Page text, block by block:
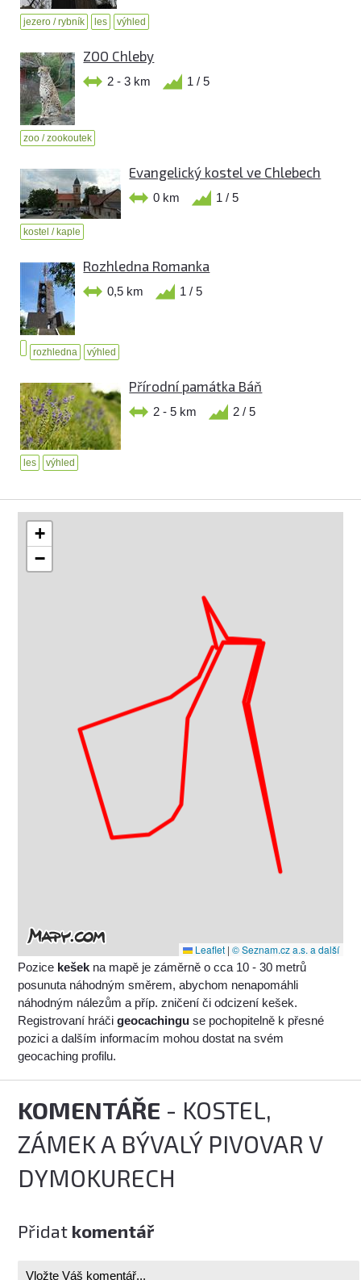
jezero / rybník les výhled
ZOO Chleby
2 - 3 km 1 / 5
zoo / zookoutek
Evangelický kostel ve Chlebech
0 km 1 / 5
kostel / kaple
Rozhledna Romanka
0,5 km 1 / 5
rozhledna výhled
Přírodní památka Báň
2 - 5 km 2 / 5
les výhled
+
−
Leaflet | © Seznam.cz a.s. a další
Pozice kešek na mapě je záměrně o cca 10 - 30 metrů
posunuta náhodným směrem, abychom nenapomáhli
náhodným nálezům a příp. zničení či odcizení kešek.
Registrovaní hráčigeocachingu se pochopitelně k přesné
pozici a dalším informacím mohou dostat na svém
geocaching profilu.
KOMENTÁŘE - KOSTEL,
ZÁMEK A BÝVALÝ PIVOVAR V
DYMOKURECH
Přidat komentář